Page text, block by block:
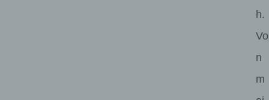
h.
Vo
n
m